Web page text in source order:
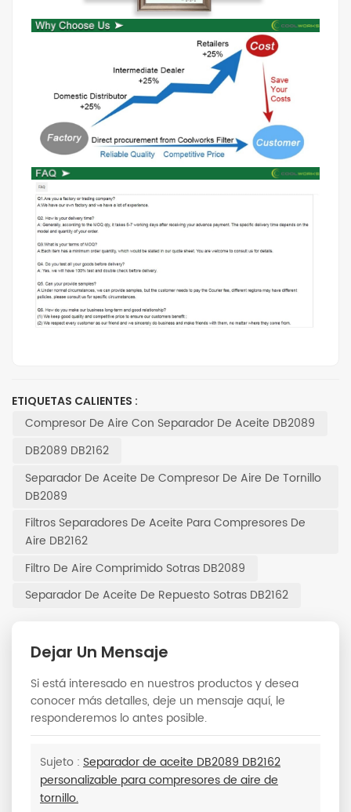
ETIQUETAS CALIENTES :
Compresor De Aire Con Separador De Aceite DB2089
DB2089 DB2162
Separador De Aceite De Compresor De Aire De Tornillo
DB2089
Filtros Separadores De Aceite Para Compresores De
Aire DB2162
Filtro De Aire Comprimido Sotras DB2089
Separador De Aceite De Repuesto Sotras DB2162
Dejar Un Mensaje
Si está interesado en nuestros productos y desea
conocer más detalles, deje un mensaje aquí, le
responderemos lo antes posible.
Sujeto : Separador de aceite DB2089 DB2162
personalizable para compresores de aire de
tornillo.